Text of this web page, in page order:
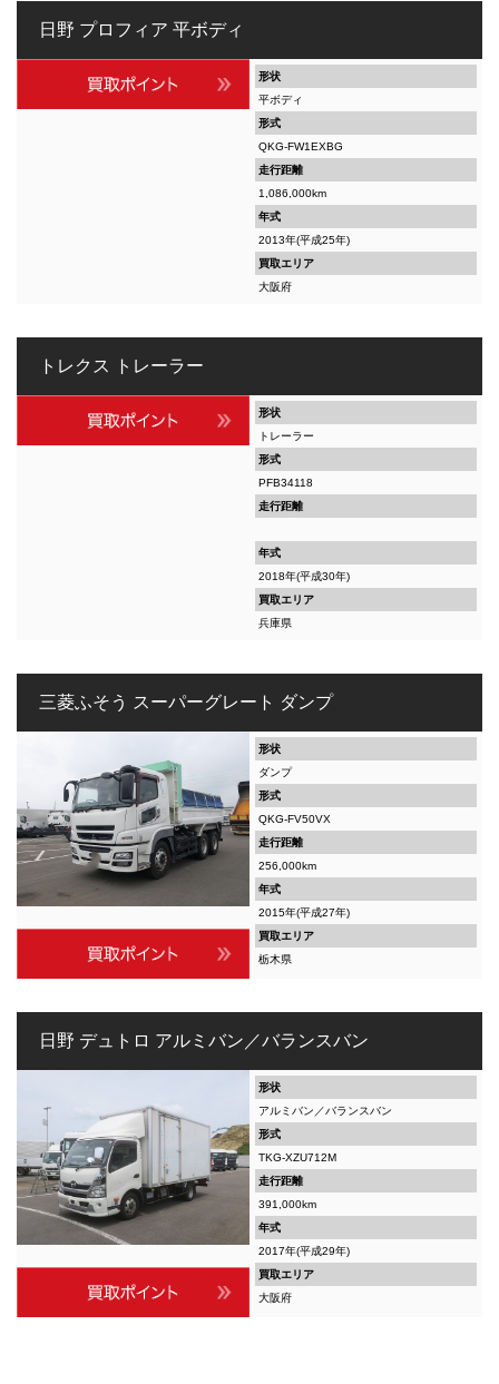
日野 プロフィア 平ボディ
形状
平ボディ
形式
QKG-FW1EXBG
走行距離
1,086,000km
年式
2013年(平成25年)
買取エリア
大阪府
トレクス トレーラー
形状
トレーラー
形式
PFB34118
走行距離
年式
2018年(平成30年)
買取エリア
兵庫県
三菱ふそう スーパーグレート ダンプ
形状
ダンプ
形式
QKG-FV50VX
走行距離
256,000km
年式
2015年(平成27年)
買取エリア
栃木県
日野 デュトロ アルミバン／バランスバン
形状
アルミバン／バランスバン
形式
TKG-XZU712M
走行距離
391,000km
年式
2017年(平成29年)
買取エリア
大阪府